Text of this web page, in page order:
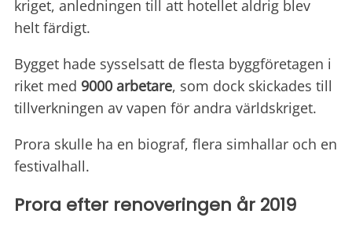
kriget, anledningen till att hotellet aldrig blev
helt färdigt.
Bygget hade sysselsatt de flesta byggföretagen i
riket med 9000 arbetare, som dock skickades till
tillverkningen av vapen för andra världskriget.
Prora skulle ha en biograf, flera simhallar och en
festivalhall.
Prora efter renoveringen år 2019